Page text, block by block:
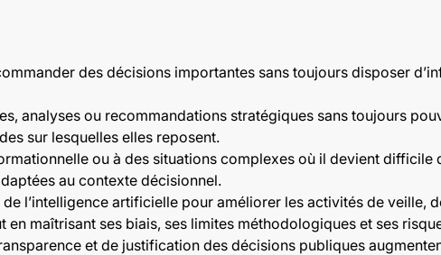
des décisions importantes sans toujours disposer
analyses ou recommandations stratégiques sans toujours
sur lesquelles elles reposent.
ou à des situations complexes où il devient difficile
au contexte décisionnel.
l’intelligence artificielle pour améliorer les activités de veille,
maîtrisant ses biais, ses limites méthodologiques et ses
et de justification des décisions publiques